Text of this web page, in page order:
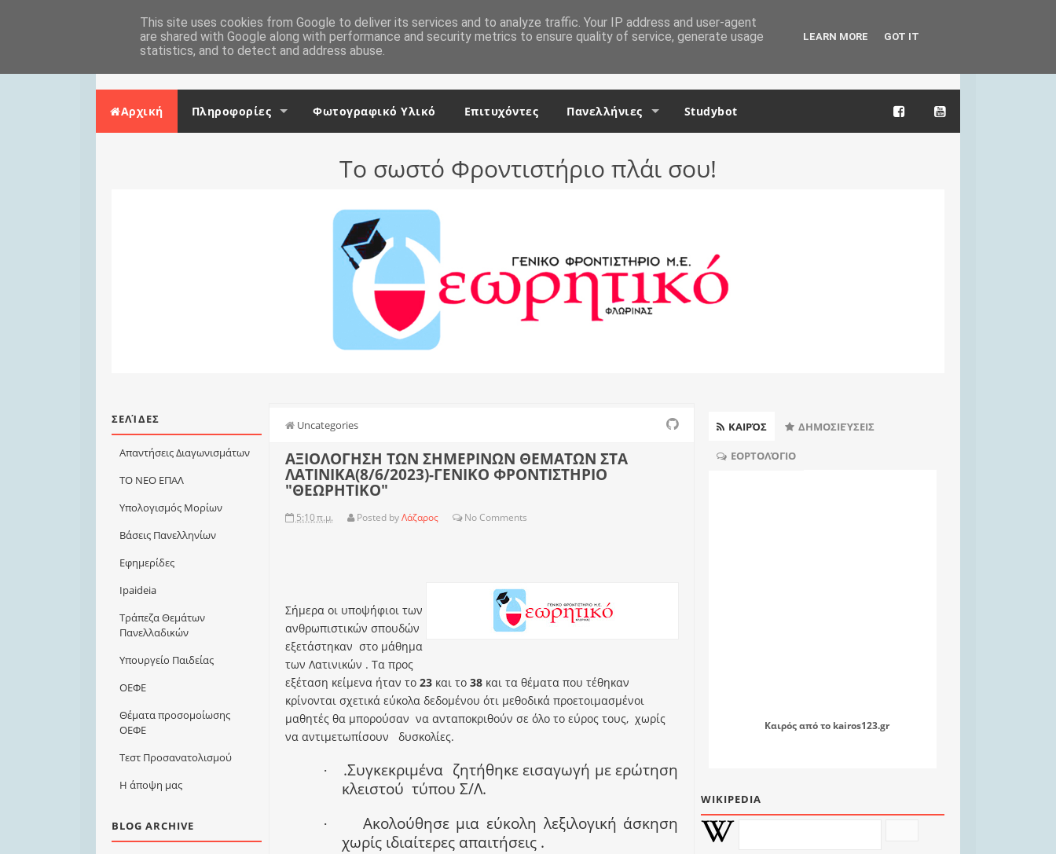
Αρχική Επικοινωνία
Αρχική Πληροφορίες Φωτογραφικό Υλικό Επιτυχόντες Πανελλήνιες Studybot
Το σωστό Φροντιστήριο πλάι σου!
ΣΕΛΊΔΕΣ
Απαντήσεις Διαγωνισμάτων
ΤΟ ΝΕΟ ΕΠΑΛ
Υπολογισμός Μορίων
Βάσεις Πανελληνίων
Εφημερίδες
Ιpaideia
Τράπεζα Θεμάτων
Πανελλαδικών
Υπουργείο Παιδείας
ΟΕΦΕ
Θέματα προσομοίωσης
ΟΕΦΕ
Τεστ Προσανατολισμού
Η άποψη μας
BLOG ARCHIVE
Uncategories
ΑΞΙΟΛΟΓΗΣΗ ΤΩΝ ΣΗΜΕΡΙΝΩΝ ΘΕΜΑΤΩΝ ΣΤΑ
ΛΑΤΙΝΙΚΑ(8/6/2023)-ΓΕΝΙΚΟ ΦΡΟΝΤΙΣΤΗΡΙΟ
"ΘΕΩΡΗΤΙΚΟ"
5:10 π.μ. Posted byΛάζαρος No Comments
Σήμερα οι υποψήφιοι των
ανθρωπιστικών σπουδών
εξετάστηκαν στο μάθημα
των Λατινικών . Τα προς
εξέταση κείμενα ήταν το 23και το 38και τα θέματα που τέθηκαν
κρίνονται σχετικά εύκολα δεδομένου ότι μεθοδικά προετοιμασμένοι
μαθητές θα μπορούσαν να ανταποκριθούν σε όλο το εύρος τους, χωρίς
να αντιμετωπίσουν
δυσκολίες.
· .Συγκεκριμένα ζητήθηκε εισαγωγή με ερώτηση
κλειστού τύπου Σ/Λ.
·
Ακολούθησε μια εύκολη λεξιλογική άσκηση
χωρίς ιδιαίτερες απαιτήσεις .
ΚΑΙΡΌΣ ΔΗΜΟΣΙΕΎΣΕΙΣ
ΕΟΡΤΟΛΌΓΙΟ
Καιρόςαπό το kairos123.gr
WIKIPEDIA
This site uses cookies from Google to deliver its services and to analyze traffic. Your IP address and user-agent
are shared with Google along with performance and security metrics to ensure quality of service, generate usage
statistics, and to detect and address abuse.
LEARN MORE GOT IT